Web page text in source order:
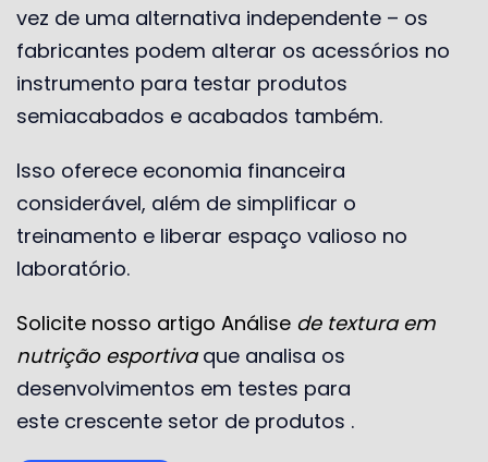
vez de uma alternativa independente – os
fabricantes podem alterar os acessórios no
instrumento para testar produtos
semiacabados e acabados também.
Isso oferece economia financeira
considerável, além de simplificar o
treinamento e liberar espaço valioso no
laboratório.
Solicite nosso artigo Análise de texturaem
nutrição esportivaque analisa os
desenvolvimentos em testes para
este crescente setor de produtos .